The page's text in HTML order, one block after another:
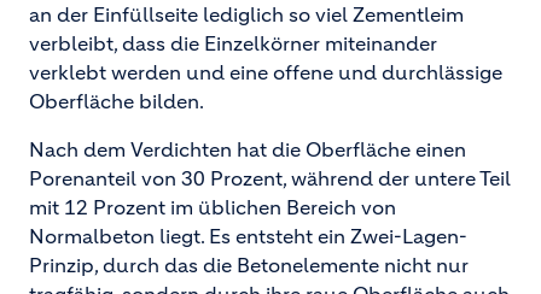
an der Einfüllseite lediglich so viel Zementleim
verbleibt, dass die Einzelkörner miteinander
verklebt werden und eine offene und durchlässige
Oberfläche bilden.
Nach dem Verdichten hat die Oberfläche einen
Porenanteil von 30 Prozent, während der untere Teil
mit 12 Prozent im üblichen Bereich von
Normalbeton liegt. Es entsteht ein Zwei-Lagen-
Prinzip, durch das die Betonelemente nicht nur